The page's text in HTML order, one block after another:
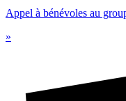
Appel à bénévoles au
»